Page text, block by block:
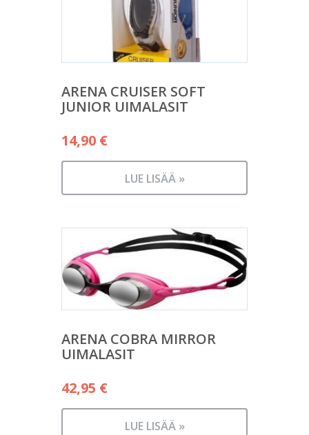
ARENA CRUISER SOFT
JUNIOR UIMALASIT
14,90 €
LUE LISÄÄ »
ARENA COBRA MIRROR
UIMALASIT
42,95 €
LUE LISÄÄ »